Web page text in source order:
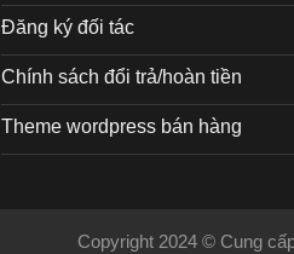
Đăng ký đối tác
Chính sách đổi trả/hoàn tiền
Theme wordpress bán hàng
Copyright 2024 © Cung